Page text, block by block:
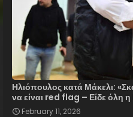
Ηλιόπουλος κατά Μάκελι:
να είναι red flag – Είδε όλη
February 11, 2026